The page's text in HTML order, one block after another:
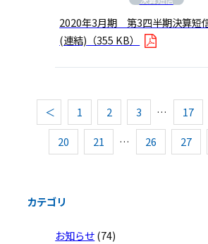
2020年3月期 第3四半期決算短
(連結) （355 KB）
＜ 1 2 3 … 17
20
21 … 26 27
カテゴリ
お知らせ(74)